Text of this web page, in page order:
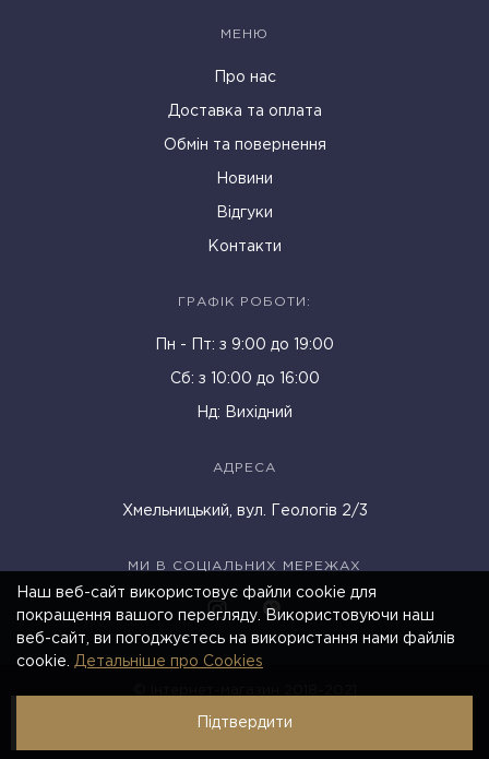
МЕНЮ
Про нас
Доставка та оплата
Обмін та повернення
Новини
Відгуки
Контакти
ГРАФІК РОБОТИ:
Пн - Пт: з 9:00 до 19:00
Cб: з 10:00 до 16:00
Нд: Вихідний
АДРЕСА
Хмельницький, вул. Геологів 2/3
МИ В СОЦІАЛЬНИХ МЕРЕЖАХ
Наш веб-сайт використовує файли cookie для
покращення вашого перегляду. Використовуючи наш
веб-сайт, ви погоджуєтесь на використання нами файлів
cookie. Детальніше про Cookies
Підтвердити